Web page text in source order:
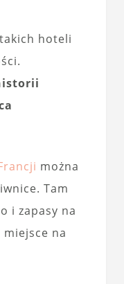
hoteli
można
Tam
i zapasy na
miejsce na